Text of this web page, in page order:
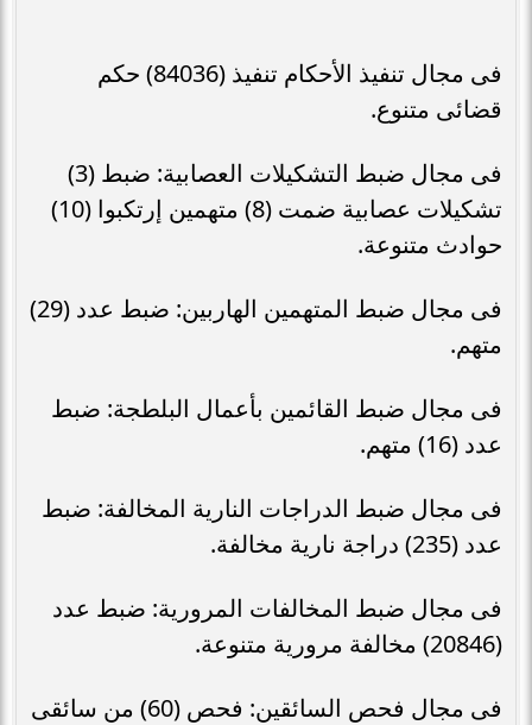
فى مجال تنفيذ الأحكام تنفيذ (84036) حكم
قضائى متنوع.
فى مجال ضبط التشكيلات العصابية: ضبط (3)
تشكيلات عصابية ضمت (8) متهمين إرتكبوا (10)
حوادث متنوعة.
فى مجال ضبط المتهمين الهاربين: ضبط عدد (29)
متهم.
فى مجال ضبط القائمين بأعمال البلطجة: ضبط
عدد (16) متهم.
فى مجال ضبط الدراجات النارية المخالفة: ضبط
عدد (235) دراجة نارية مخالفة.
فى مجال ضبط المخالفات المرورية: ضبط عدد
(20846) مخالفة مرورية متنوعة.
فى مجال فحص السائقين: فحص (60) من سائقى